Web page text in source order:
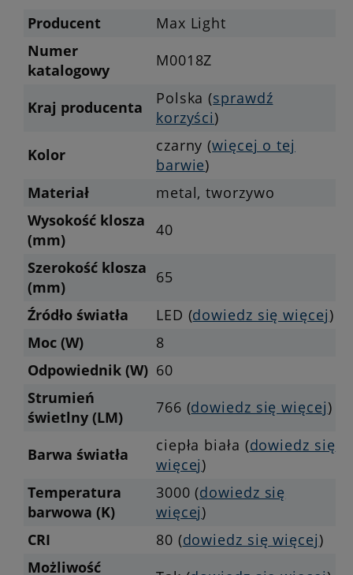
Producent
Max Light
Numer
katalogowy
M0018Z
Kraj producenta Polska (sprawdź
korzyści)
Kolor
czarny (więcej o tej
barwie)
Materiał
metal, tworzywo
Wysokość klosza
(mm)
40
Szerokość klosza
(mm)
65
Źródło światła
LED (dowiedz się więcej)
Moc (W)
8
Odpowiednik (W) 60
Strumień
świetlny (LM)
766 (dowiedz się więcej)
Barwa światła ciepła biała (dowiedz się
więcej)
Temperatura
barwowa (K)
3000 (dowiedz się
więcej)
CRI
80 (dowiedz się więcej)
Możliwość